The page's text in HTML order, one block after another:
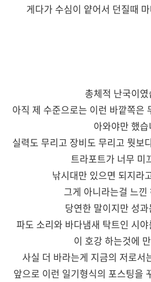
게다가 수심이 얕어서 던질때
총체적 난국이
아직 제 수준으로는 이런 바깥쪽은
아와야만 했
실력도 무리고 장비도 무리고 뭣보
트라포트가 너무 미
낚시대만 있으면 되지라
그게 아니라는걸 느
당연한 말이지만 성
파도 소리와 바다냄새 탁트인 시
이 호강 하는것에
사실 더 바라는게 지금의 저로서
앞으로 이런 일기형식의 포스팅을